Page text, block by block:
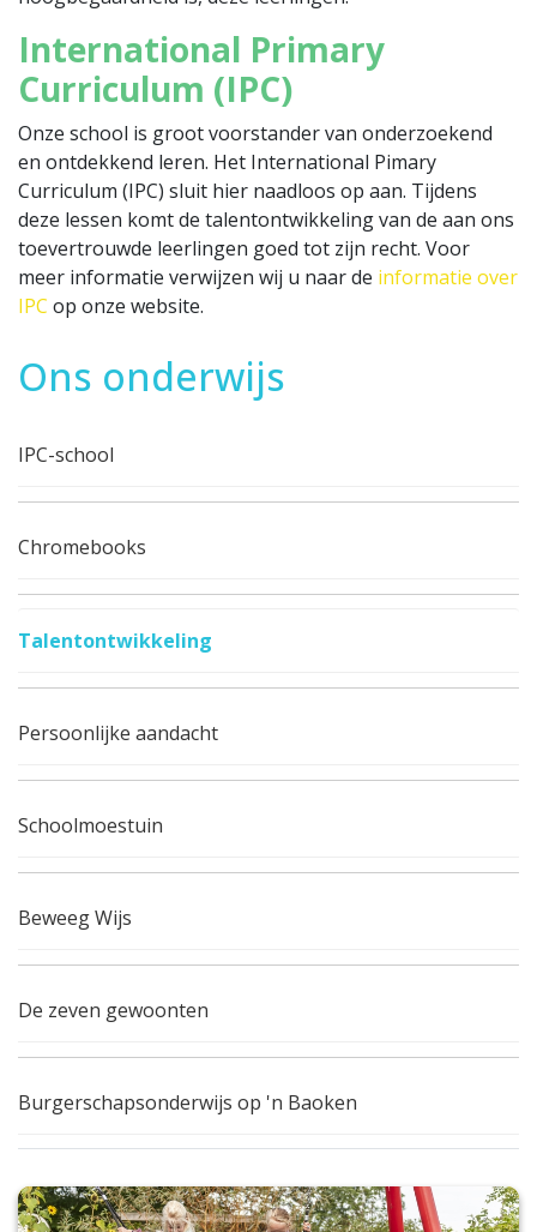
International Primary
Curriculum (IPC)
Onze school is groot voorstander van onderzoekend
en ontdekkend leren. Het International Pimary
Curriculum (IPC) sluit hier naadloos op aan. Tijdens
deze lessen komt de talentontwikkeling van de aan ons
toevertrouwde leerlingen goed tot zijn recht. Voor
meer informatie verwijzen wij u naar de informatie over
IPC op onze website.
Ons onderwijs
IPC-school
Chromebooks
Talentontwikkeling
Persoonlijke aandacht
Schoolmoestuin
Beweeg Wijs
De zeven gewoonten
Burgerschapsonderwijs op 'n Baoken